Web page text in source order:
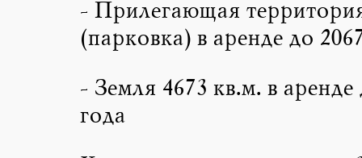
- Прилегающая
(парковка) в аренде до
- Земля 4673 кв.м. в аренде
года